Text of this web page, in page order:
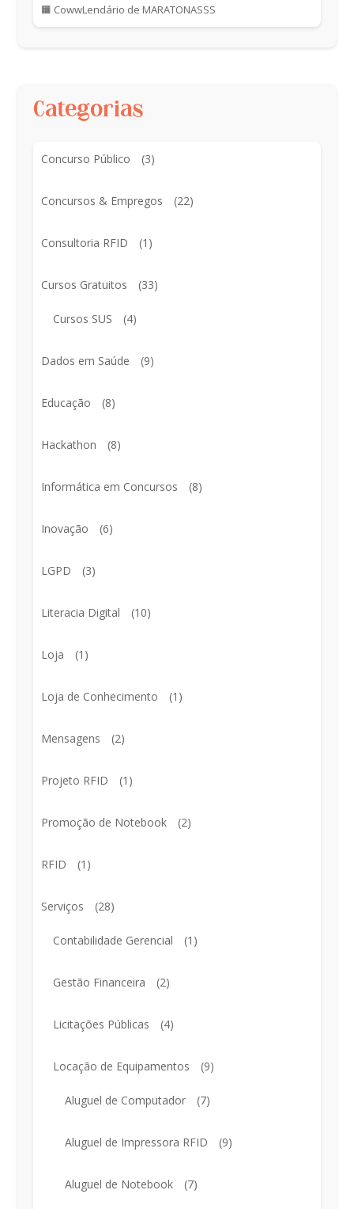
🟧 CowwLendário de MARATONASSS
Categorias
Concurso Público (3)
Concursos & Empregos (22)
Consultoria RFID (1)
Cursos Gratuitos (33)
Cursos SUS (4)
Dados em Saúde (9)
Educação (8)
Hackathon (8)
Informática em Concursos (8)
Inovação (6)
LGPD (3)
Literacia Digital (10)
Loja (1)
Loja de Conhecimento (1)
Mensagens (2)
Projeto RFID (1)
Promoção de Notebook (2)
RFID (1)
Serviços (28)
Contabilidade Gerencial (1)
Gestão Financeira (2)
Licitações Públicas (4)
Locação de Equipamentos (9)
Aluguel de Computador (7)
Aluguel de Impressora RFID (9)
Aluguel de Notebook (7)